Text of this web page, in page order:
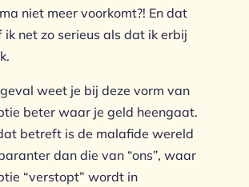
niet meer voorkomt?! En dat
ik net zo serieus als dat ik erbij
weet je bij deze vorm van
beter waar je geld heengaat.
betreft is de malafide wereld
dan die van “ons”, waar
“verstopt” wordt in